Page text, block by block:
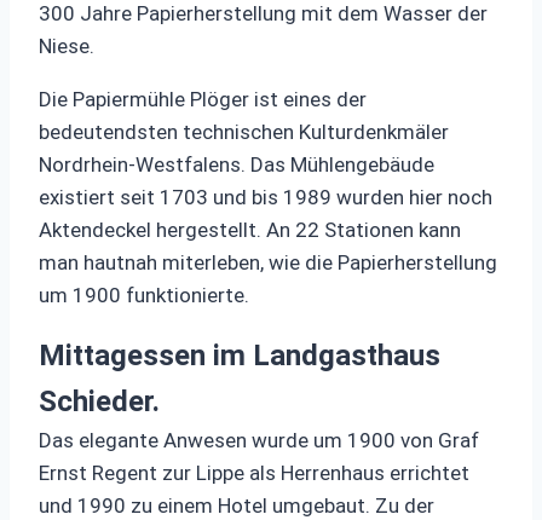
300 Jahre Papierherstellung mit dem Wasser der
Niese.
Die Papiermühle Plöger ist eines der
bedeutendsten technischen Kulturdenkmäler
Nordrhein-Westfalens. Das Mühlengebäude
existiert seit 1703 und bis 1989 wurden hier noch
Aktendeckel hergestellt. An 22 Stationen kann
man hautnah miterleben, wie die Papierherstellung
um 1900 funktionierte.
Mittagessen im Landgasthaus
Schieder.
Das elegante Anwesen wurde um 1900 von Graf
Ernst Regent zur Lippe als Herrenhaus errichtet
und 1990 zu einem Hotel umgebaut. Zu der